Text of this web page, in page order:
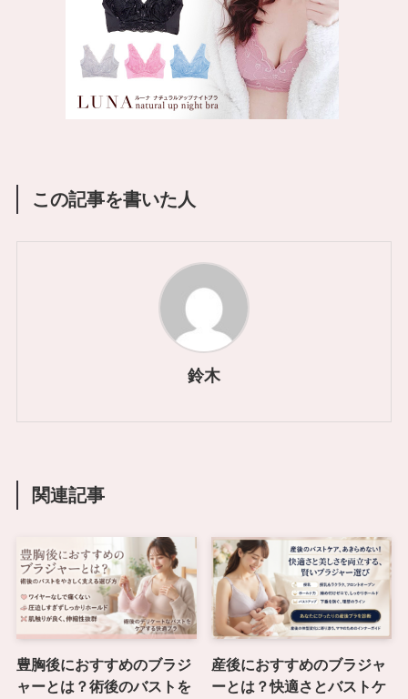
この記事を書いた人
鈴木
関連記事
豊胸後におすすめのブラジ
ャーとは？術後のバストを
産後におすすめのブラジャ
ーとは？快適さとバストケ